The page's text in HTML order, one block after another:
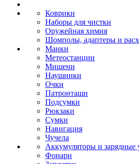
Коврики
Наборы для чистки
Оружейная химия
Шомполы, адаптеры и
Манки
Метеостанции
Мишени
Наушники
Очки
Патронташи
Подсумки
Рюкзаки
Сумки
Навигация
Чучела
Аккумуляторы и зарядные
Фонари